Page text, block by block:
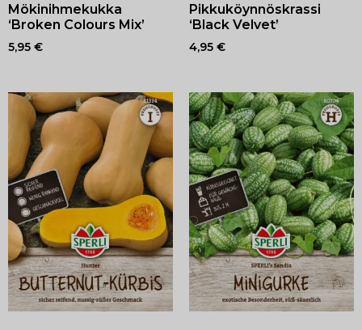
Mökinihmekukka
‘Broken Colours Mix’
5,95 €
Pikkuköynnöskrassi
‘Black Velvet’
4,95 €